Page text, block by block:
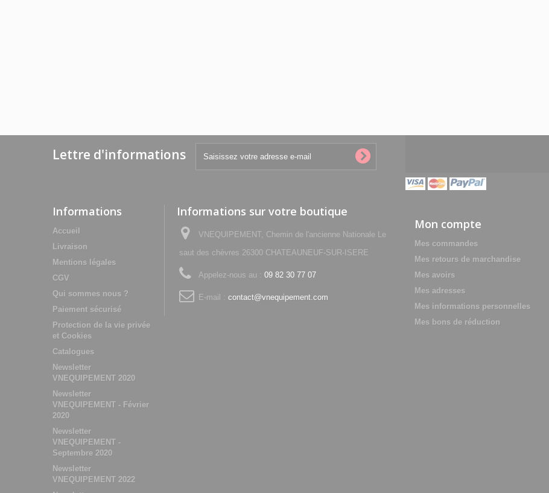
Lettre d'informations
Informations
Accueil
Livraison
Mentions légales
CGV
Qui sommes nous ?
Paiement sécurisé
Protection de la vie privée
et Cookies
Catalogues
Newsletter
VNEQUIPEMENT 2020
Newsletter
VNEQUIPEMENT - Février
2020
Newsletter
VNEQUIPEMENT -
Septembre 2020
Newsletter
VNEQUIPEMENT 2022
Informations sur votre boutique
VNEQUIPEMENT, Chemin de l'ancienne Nationale Le
saut des chèvres 26300 CHATEAUNEUF-SUR-ISERE
Appelez-nous au : 09 82 30 77 07
E-mail : contact@vnequipement.com
Mon compte
Mes commandes
Mes retours de marchandise
Mes avoirs
Mes adresses
Mes informations personnelles
Mes bons de réduction